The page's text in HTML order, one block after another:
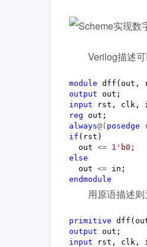
Verilog描述可
module
output
input
reg
always@( posedge
if (rst)
  out
<= 1 ' b0;
else
  out
<=
endmodule
用原语描述则
primitive
output
input